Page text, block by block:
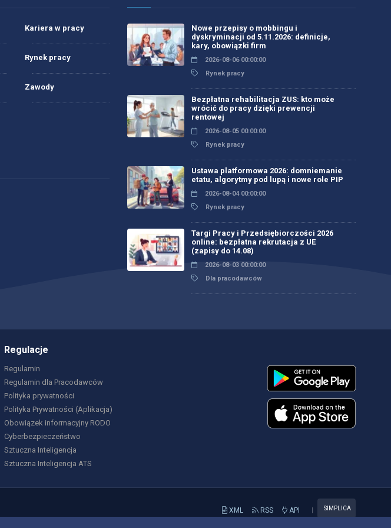
Kariera w pracy
Rynek pracy
Zawody
Nowe przepisy o mobbingu i
dyskryminacji od 5.11.2026: definicje,
kary, obowiązki firm
2026-08-06 00:00:00
Rynek pracy
Bezpłatna rehabilitacja ZUS: kto może
wrócić do pracy dzięki prewencji
rentowej
2026-08-05 00:00:00
Rynek pracy
Ustawa platformowa 2026: domniemanie
etatu, algorytmy pod lupą i nowe role PIP
2026-08-04 00:00:00
Rynek pracy
Targi Pracy i Przedsiębiorczości 2026
online: bezpłatna rekrutacja z UE
(zapisy do 14.08)
2026-08-03 00:00:00
Dla pracodawców
Regulacje
Regulamin
Regulamin dla Pracodawców
Polityka prywatności
Polityka Prywatności (Aplikacja)
Obowiązek informacyjny RODO
Cyberbezpieczeństwo
Sztuczna Inteligencja
Sztuczna Inteligencja ATS
SIMPLICA
XML RSS API